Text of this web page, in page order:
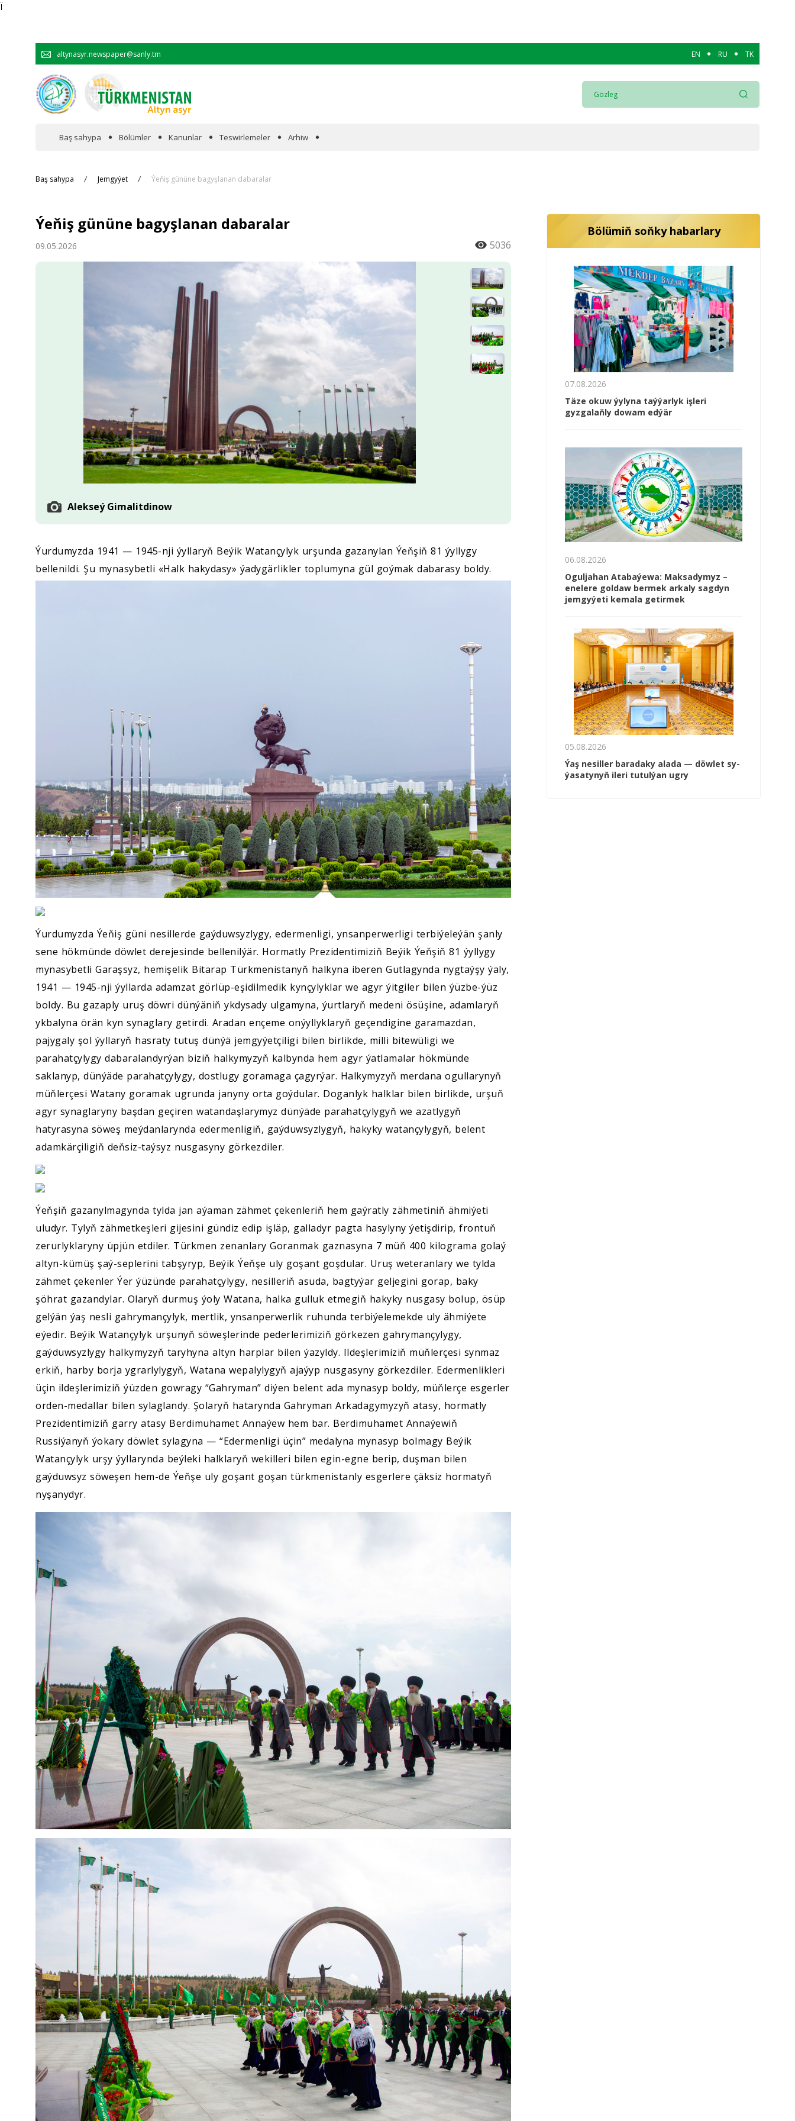
Ï
altynasyr.newspaper@sanly.tm EN RU TK
Baş sahypa Bölümler
Hyzmatdaşlyk
Medeniýet
Ylym
Kanunlar Teswirlemeler Arhiw
Baş sahypa Jemgyýet Ýeňiş gününe bagyşlanan dabaralar
Ýeňiş gününe bagyşlanan dabaralar
09.05.2026 5036
Alekseý Gimalitdinow
Ýurdumyzda 1941 — 1945-nji ýyllaryň Beýik Watançylyk urşunda gazanylan Ýeňşiň 81 ýyllygy
bellenildi. Şu mynasybetli «Halk hakydasy» ýadygärlikler toplumyna gül goýmak dabarasy boldy.
Ýurdumyzda Ýeňiş güni nesillerde gaýduwsyzlygy, edermenligi, ynsanperwerligi terbiýeleýän şanly
sene hökmünde döwlet derejesinde bellenilýär. Hormatly Prezidentimiziň Beýik Ýeňşiň 81 ýyllygy
mynasybetli Garaşsyz, hemişelik Bitarap Türkmenistanyň halkyna iberen Gutlagynda nygtaýşy ýaly,
1941 — 1945-nji ýyllarda adamzat görlüp-eşidilmedik kynçylyklar we agyr ýitgiler bilen ýüzbe-ýüz
boldy. Bu gazaply uruş döwri dünýäniň ykdysady ulgamyna, ýurtlaryň medeni ösüşine, adamlaryň
ykbalyna örän kyn synaglary getirdi. Aradan ençeme onýyllyklaryň geçendigine garamazdan,
pajygaly şol ýyllaryň hasraty tutuş dünýä jemgyýetçiligi bilen birlikde, milli bitewüligi we
parahatçylygy dabaralandyrýan biziň halkymyzyň kalbynda hem agyr ýatlamalar hökmünde
saklanyp, dünýäde parahatçylygy, dostlugy goramaga çagyrýar. Halkymyzyň merdana ogullarynyň
müňlerçesi Watany goramak ugrunda janyny orta goýdular. Doganlyk halklar bilen birlikde, urşuň
agyr synaglaryny başdan geçiren watandaşlarymyz dünýäde parahatçylygyň we azatlygyň
hatyrasyna söweş meýdanlarynda edermenligiň, gaýduwsyzlygyň, hakyky watançylygyň, belent
adamkärçiligiň deňsiz-taýsyz nusgasyny görkezdiler.
Ýeňşiň gazanylmagynda tylda jan aýaman zähmet çekenleriň hem gaýratly zähmetiniň ähmiýeti
uludyr. Tylyň zähmetkeşleri gijesini gündiz edip işläp, galladyr pagta hasylyny ýetişdirip, frontuň
zerurlyklaryny üpjün etdiler. Türkmen zenanlary Goranmak gaznasyna 7 müň 400 kilograma golaý
altyn-kümüş şaý-seplerini tabşyryp, Beýik Ýeňşe uly goşant goşdular. Uruş weteranlary we tylda
zähmet çekenler Ýer ýüzünde parahatçylygy, nesilleriň asuda, bagtyýar geljegini gorap, baky
şöhrat gazandylar. Olaryň durmuş ýoly Watana, halka gulluk etmegiň hakyky nusgasy bolup, ösüp
gelýän ýaş nesli gahrymançylyk, mertlik, ynsanperwerlik ruhunda terbiýelemekde uly ähmiýete
eýedir. Beýik Watançylyk urşunyň söweşlerinde pederlerimiziň görkezen gahrymançylygy,
gaýduwsyzlygy halkymyzyň taryhyna altyn harplar bilen ýazyldy. Ildeşlerimiziň müňlerçesi synmaz
erkiň, harby borja ygrarlylygyň, Watana wepalylygyň ajaýyp nusgasyny görkezdiler. Edermenlikleri
üçin ildeşlerimiziň ýüzden gowragy “Gahryman” diýen belent ada mynasyp boldy, müňlerçe esgerler
orden-medallar bilen sylaglandy. Şolaryň hatarynda Gahryman Arkadagymyzyň atasy, hormatly
Prezidentimiziň garry atasy Berdimuhamet Annaýew hem bar. Berdimuhamet Annaýewiň
Russiýanyň ýokary döwlet sylagyna — “Edermenligi üçin” medalyna mynasyp bolmagy Beýik
Watançylyk urşy ýyllarynda beýleki halklaryň wekilleri bilen egin-egne berip, duşman bilen
gaýduwsyz söweşen hem-de Ýeňşe uly goşant goşan türkmenistanly esgerlere çäksiz hormatyň
nyşanydyr.
Bölümiň soňky habarlary
07.08.2026
Täze okuw ýylyna taýýarlyk işleri
gyzgalaňly dowam edýär
06.08.2026
Oguljahan Atabaýewa: Maksadymyz –
enelere goldaw bermek arkaly sagdyn
jemgyýeti kemala getirmek
05.08.2026
Ýaş ne­sil­ler ba­ra­da­ky ala­da — döw­let sy­
ýa­sa­ty­nyň ile­ri tu­tul­ýan ug­ry